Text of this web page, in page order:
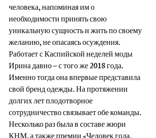
человека, напоминая им о
необходимости принять свою
уникальную сущность и жить по своему
желанию, не опасаясь осуждения.
Работает с Каспийской неделей моды
Ирина давно – с того же 2018 года.
Именно тогда она впервые представила
свой бренд одежды. На протяжении
долгих лет плодотворное
сотрудничество связывает обе команды.
Несколько раз была в составе жюри